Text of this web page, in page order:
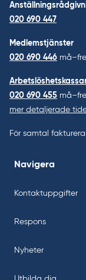
020 690 447
Medlemstjänster
020 690 446
020 690 455
mer detaljerade
För samtal
Navigera
Kontaktuppgifter
Respons
Nyheter